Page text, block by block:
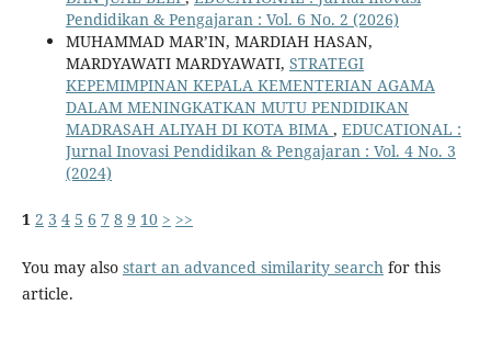
Pendidikan & Pengajaran : Vol. 6 No. 2 (2026)
MUHAMMAD MAR’IN, MARDIAH HASAN,
MARDYAWATI MARDYAWATI, STRATEGI
KEPEMIMPINAN KEPALA KEMENTERIAN AGAMA
DALAM MENINGKATKAN MUTU PENDIDIKAN
MADRASAH ALIYAH DI KOTA BIMA , EDUCATIONAL :
Jurnal Inovasi Pendidikan & Pengajaran : Vol. 4 No. 3
(2024)
1 2 3 4 5 6 7 8 9 10 > >>
You may also start an advanced similarity searchfor this
article.